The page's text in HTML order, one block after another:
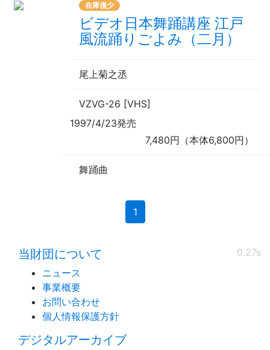
在庫僅少
ビデオ日本舞踊講座 江戸
風流踊りごよみ（二月）
尾上菊之丞
VZVG-26 [VHS]
1997/4/23発売
7,480円（本体6,800円）
舞踊曲
1(current)
0.27s
当財団について
ニュース
事業概要
お問い合わせ
個人情報保護方針
デジタルアーカイブ